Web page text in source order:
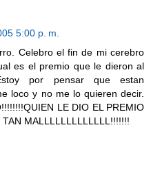
5:00 p. m.
Celebro el fin de mi cerebro
es el premio que le dieron al
por pensar que estan
loco y no me lo quieren decir.
LE DIO EL PREMIO
MALLLLLLLLLLLLL!!!!!!!